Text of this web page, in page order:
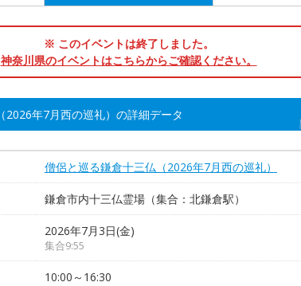
※ このイベントは終了しました。
神奈川県のイベントはこちらからご確認ください。
2026年7月西の巡礼）の詳細データ
僧侶と巡る鎌倉十三仏（2026年7月西の巡礼）
鎌倉市内十三仏霊場（集合：北鎌倉駅）
2026年7月3日(金)
集合9:55
10:00～16:30